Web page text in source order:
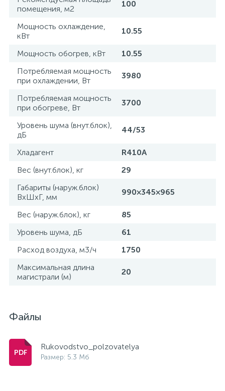
помещения, м2
100
Мощность охлаждение,
кВт
10.55
Мощность обогрев, кВт
10.55
Потребляемая мощность
при охлаждении, Вт
3980
Потребляемая мощность
при обогреве, Вт
3700
Уровень шума (внут.блок),
дБ
44/53
Хладагент
R410A
Вес (внут.блок), кг
29
Габариты (наруж.блок)
ВxШxГ, мм
990×345×965
Вес (наруж.блок), кг
85
Уровень шума, дБ
61
Расход воздуха, м3/ч
1750
Максимальная длина
магистрали (м)
20
Файлы
Rukovodstvo_polzovatelya
Размер: 5.3 Мб